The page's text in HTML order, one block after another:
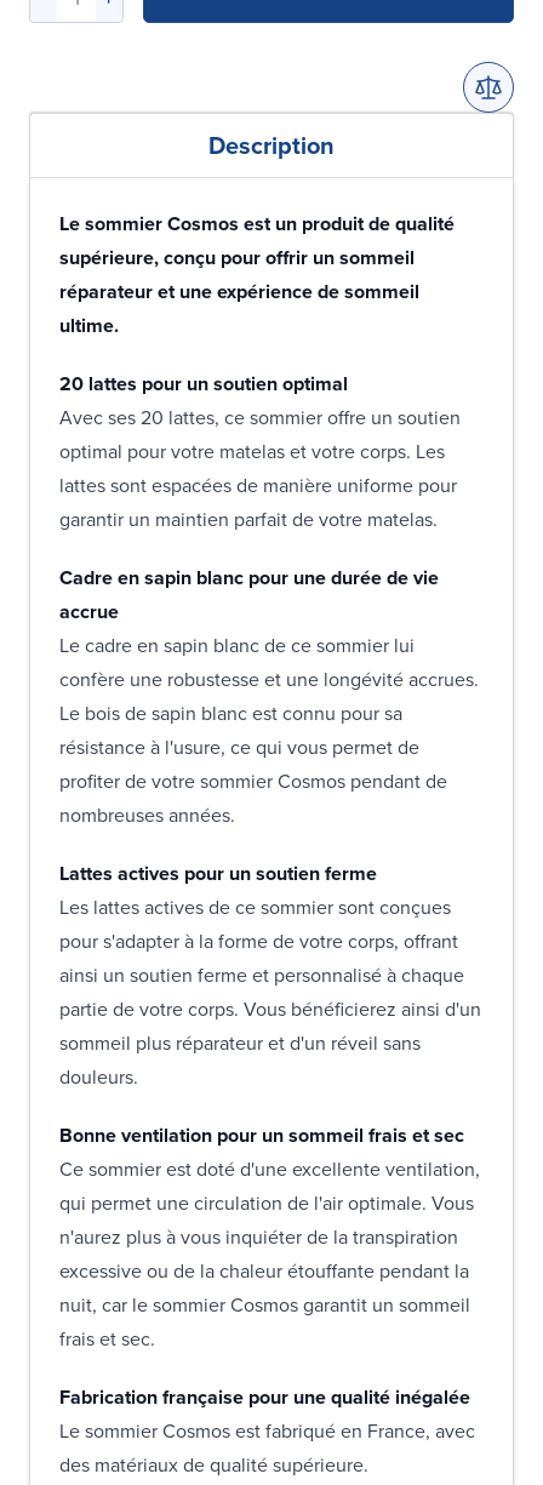
Description
Le sommier Cosmos est un produit de qualité
supérieure, conçu pour offrir un sommeil
réparateur et une expérience de sommeil
ultime.
20 lattes pour un soutien optimal
Avec ses 20 lattes, ce sommier offre un soutien
optimal pour votre matelas et votre corps. Les
lattes sont espacées de manière uniforme pour
garantir un maintien parfait de votre matelas.
Cadre en sapin blanc pour une durée de vie
accrue
Le cadre en sapin blanc de ce sommier lui
confère une robustesse et une longévité accrues.
Le bois de sapin blanc est connu pour sa
résistance à l'usure, ce qui vous permet de
profiter de votre sommier Cosmos pendant de
nombreuses années.
Lattes actives pour un soutien ferme
Les lattes actives de ce sommier sont conçues
pour s'adapter à la forme de votre corps, offrant
ainsi un soutien ferme et personnalisé à chaque
partie de votre corps. Vous bénéficierez ainsi d'un
sommeil plus réparateur et d'un réveil sans
douleurs.
Bonne ventilation pour un sommeil frais et sec
Ce sommier est doté d'une excellente ventilation,
qui permet une circulation de l'air optimale. Vous
n'aurez plus à vous inquiéter de la transpiration
excessive ou de la chaleur étouffante pendant la
nuit, car le sommier Cosmos garantit un sommeil
frais et sec.
Fabrication française pour une qualité inégalée
Le sommier Cosmos est fabriqué en France, avec
des matériaux de qualité supérieure.